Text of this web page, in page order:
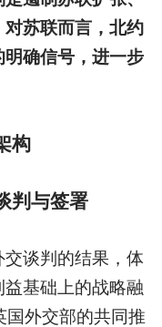
苏联而言，北约
确信号，进一步
构
判与签署
谈判的结果，体
基础上的战略融
国外交部的共同推